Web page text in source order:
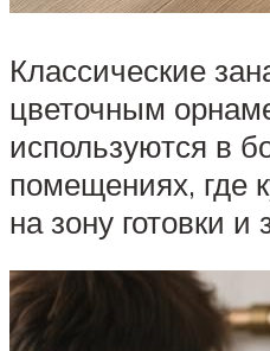
Классические
цветочным
используются в
помещениях, где
на зону готовки и